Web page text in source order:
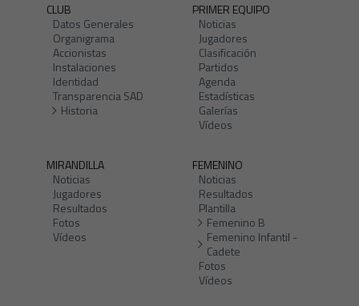
CLUB
Datos Generales
Organigrama
Accionistas
Instalaciones
Identidad
Transparencia SAD
Historia
PRIMER EQUIPO
Noticias
Jugadores
Clasificación
Partidos
Agenda
Estadísticas
Galerías
Vídeos
MIRANDILLA
Noticias
Jugadores
Resultados
Fotos
Vídeos
FEMENINO
Noticias
Resultados
Plantilla
Femenino B
Femenino Infantil -
Cadete
Fotos
Vídeos